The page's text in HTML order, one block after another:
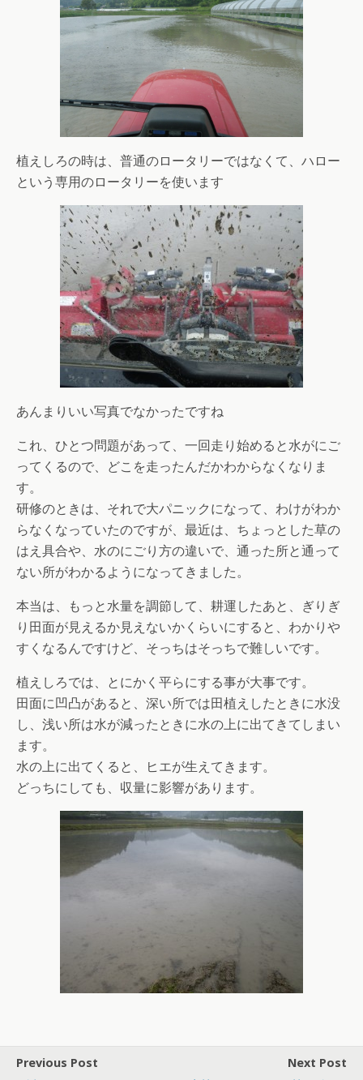
植えしろの時は、普通のロータリーではなくて、ハロー
という専用のロータリーを使います
あんまりいい写真でなかったですね
これ、ひとつ問題があって、一回走り始めると水がにご
ってくるので、どこを走ったんだかわからなくなりま
す。
研修のときは、それで大パニックになって、わけがわか
らなくなっていたのですが、最近は、ちょっとした草の
はえ具合や、水のにごり方の違いで、通った所と通って
ない所がわかるようになってきました。
本当は、もっと水量を調節して、耕運したあと、ぎりぎ
り田面が見えるか見えないかくらいにすると、わかりや
すくなるんですけど、そっちはそっちで難しいです。
植えしろでは、とにかく平らにする事が大事です。
田面に凹凸があると、深い所では田植えしたときに水没
し、浅い所は水が減ったときに水の上に出てきてしまい
ます。
水の上に出てくると、ヒエが生えてきます。
どっちにしても、収量に影響があります。
Previous Post
Next Post